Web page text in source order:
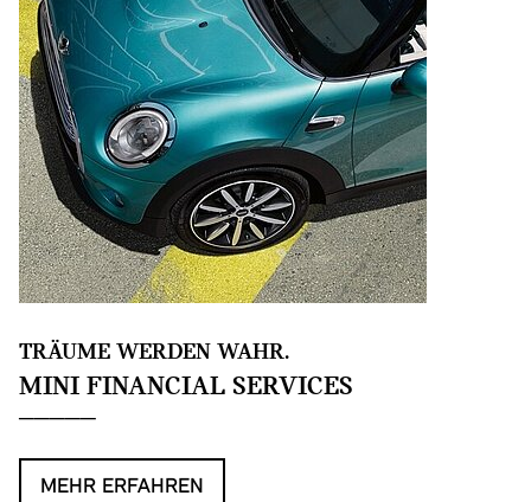
TRÄUME WERDEN WAHR.
MINI FINANCIAL SERVICES
MEHR ERFAHREN